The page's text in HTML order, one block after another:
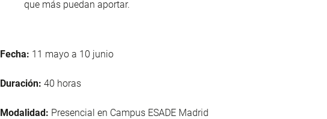
que más puedan aportar.
Fecha: 11 mayo a 10 junio
Duración: 40 horas
Modalidad: Presencial en Campus ESADE Madrid